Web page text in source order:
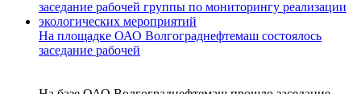
На площадке ОАО Волгограднефтемаш состоялось
заседание рабочей